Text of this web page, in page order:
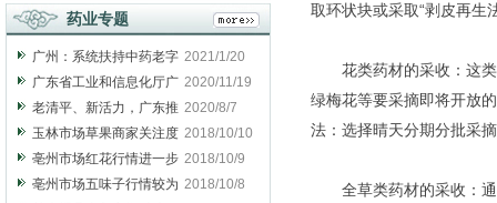
药业专题
广州：系统扶持中药老字 2021/1/20
广东省工业和信息化厅广 2020/11/19
老清平、新活力，广东推 2020/8/7
玉林市场草果商家关注度 2018/10/10
亳州市场红花行情进一步 2018/10/9
亳州市场五味子行情较为 2018/10/8
取环状块或采取“剥皮再生
花类药材的采收：这类
绿梅花等要采摘即将开放
法：选择晴天分期分批采
全草类药材的采收：通